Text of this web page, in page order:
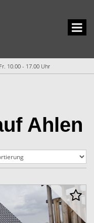
10.00 - 17.00 Uhr
Ahlen